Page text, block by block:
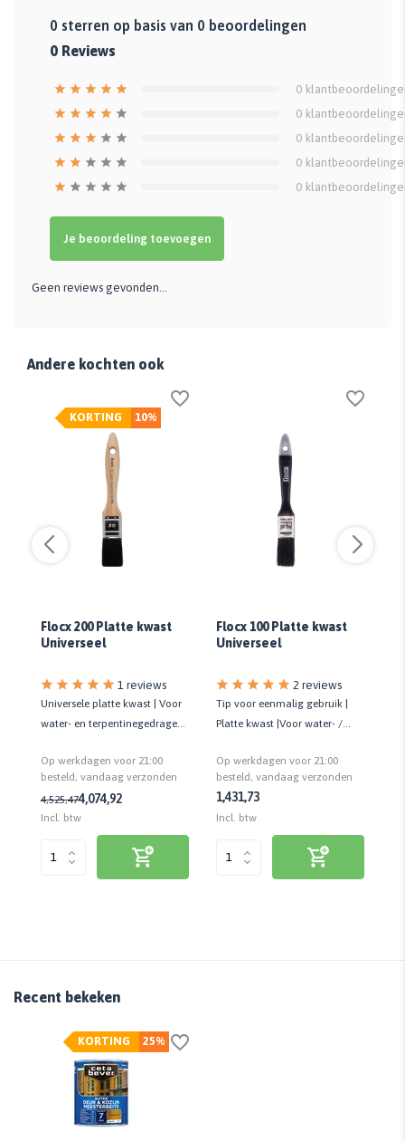
0 sterren op basis van 0 beoordelingen
0 Reviews
0
0
0
0
0
Je beoordeling toevoegen
Geen reviews gevonden...
Andere kochten ook
10%
KORTING
Flocx 200 Platte kwast
Universeel
1 reviews
Universele platte kwast | Voor
water- en terpentinegedragen
Op werkdagen voor 21:00
besteld, vandaag verzonden
4,525,474,074,92
Incl. btw
Flocx 100 Platte kwast
Universeel
2 reviews
Tip voor eenmalig gebruik |
Platte kwast |Voor water- /
muurverf
Op werkdagen voor 21:00
besteld, vandaag verzonden
1,431,73
Incl. btw
Recent bekeken
25%
KORTING